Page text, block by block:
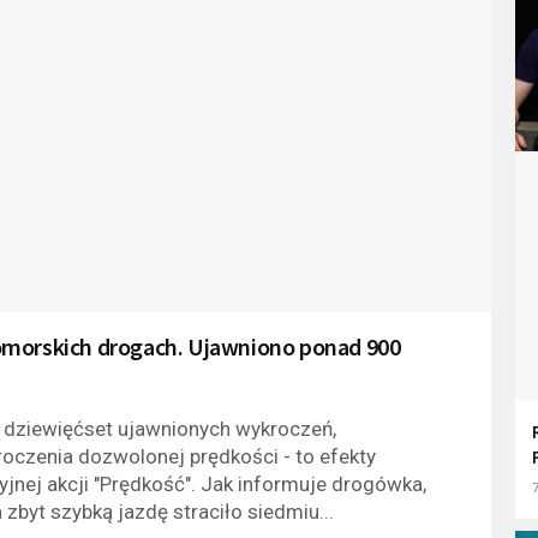
drogach. Ujawniono ponad 900
ujawnionych wykroczeń,
dozwolonej prędkości - to efekty
akcji "Prędkość". Jak informuje drogówka,
szybką jazdę straciło siedmiu...